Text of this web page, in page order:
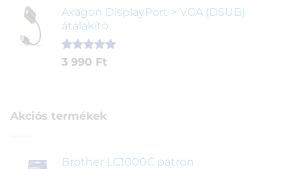
ből,
értékelés
alapján
was:
290 Ft.
is:
Axagon DisplayPort > VGA (DSUB)
átalakító
Értékelés
1
3 990 Ft
Akciós termékek
Brother LC1000C patron